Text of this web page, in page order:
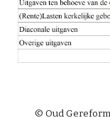
© Oud